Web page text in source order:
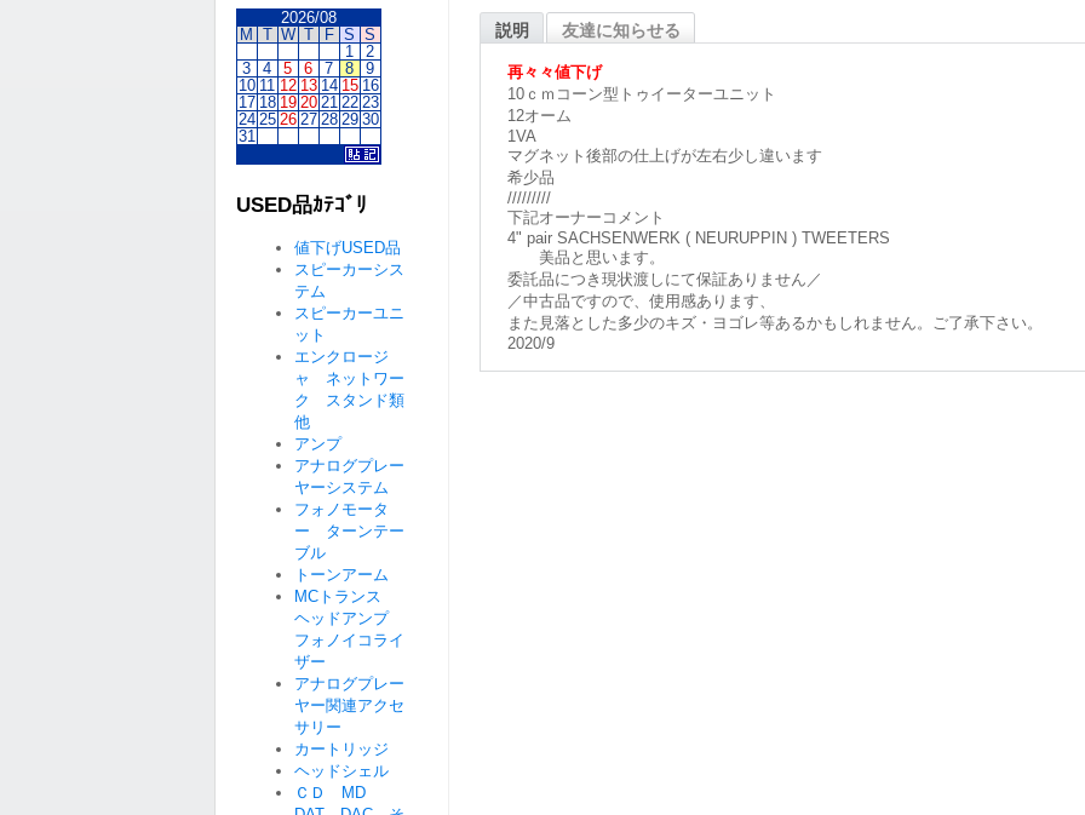
説明 友達に知らせる
再々 々値下げ
10ｃｍコーン型トゥイーターユニット
12オーム
1VA
マグネット後部の仕上げが左右少し違います
希少品
/////////
下記オーナーコメント
4" pair SACHSENWERK ( NEURUPPIN ) TWEETERS
美品と思います。
委託品につき現状渡しにて保証ありません／
／中古品ですので、使用感あります、
また見落とした多少のキズ・ヨゴレ等あるかもしれません。ご了承下さい。
2020/9
2026/08
M
T W T F S S
1
2
3
4 5 6 7 8
9
10 11 12 13 14 15 16
17 18 19 20 21 22 23
24 25 26 27 28 29 30
31
USED品ｶﾃｺﾞﾘ
値下げUSED品
スピーカーシス
テム
スピーカーユニ
ット
エンクロージ
ャ ネットワー
ク スタンド類
他
アンプ
アナログプレー
ヤーシステム
フォノモータ
ー ターンテー
ブル
トーンアーム
MCトランス
ヘッドアンプ
フォノイコライ
ザー
アナログプレー
ヤー関連アクセ
サリー
カートリッジ
ヘッドシェル
ＣＤ MD